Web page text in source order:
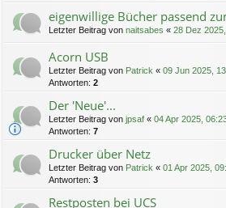
eigenwillige Bücher passend
Letzter Beitrag von naitsabes « 28 Dez 2025,
Acorn USB
Letzter Beitrag von Patrick « 09 Jun 2025,
Antworten: 2
Der 'Neue'...
Letzter Beitrag von jpsaf « 04 Apr 2025,
Antworten: 7
Drucker über Netz
Letzter Beitrag von Patrick « 01 Apr 2025,
Antworten: 3
Restposten bei UCS